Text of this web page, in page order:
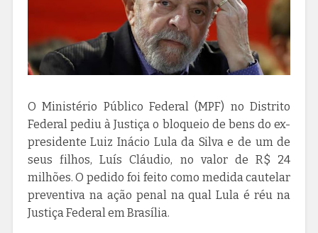
O Ministério Público Federal (MPF) no Distrito
Federal pediu à Justiça o bloqueio de bens do ex-
presidente Luiz Inácio Lula da Silva e de um de
seus filhos, Luís Cláudio, no valor de R$ 24
milhões. O pedido foi feito como medida cautelar
preventiva na ação penal na qual Lula é réu na
Justiça Federal em Brasília.